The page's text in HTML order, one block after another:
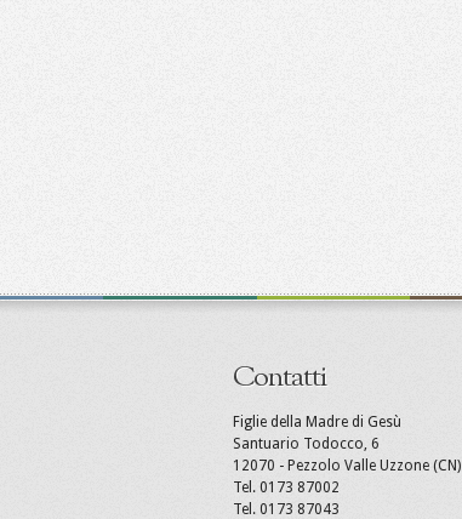
Contatti
Figlie della Madre di Gesù
Santuario Todocco, 6
12070 - Pezzolo Valle Uzzone (CN)
Tel. 0173 87002
Tel. 0173 87043